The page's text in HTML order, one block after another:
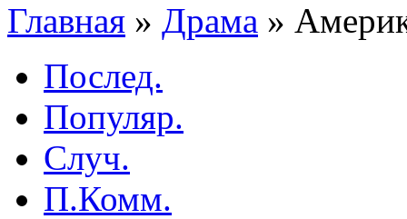
Главная » Драма »
Послед.
Популяр.
Случ.
П.Комм.